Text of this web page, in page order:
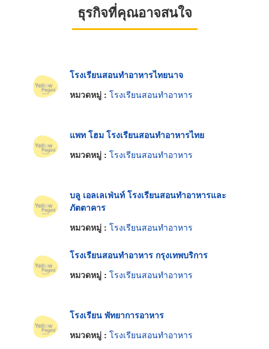
ธุรกิจที่คุณอาจสนใจ
โรงเรียนสอนทำอาหารไทยนาจ
หมวดหมู่ : โรงเรียนสอนทำอาหาร
แพท โฮม โรงเรียนสอนทำอาหารไทย
หมวดหมู่ : โรงเรียนสอนทำอาหาร
บลู เอลเลเฟ่นท์ โรงเรียนสอนทำอาหารและ
ภัตตาคาร
หมวดหมู่ : โรงเรียนสอนทำอาหาร
โรงเรียนสอนทำอาหาร กรุงเทพบริการ
หมวดหมู่ : โรงเรียนสอนทำอาหาร
โรงเรียน พัทยาการอาหาร
หมวดหมู่ : โรงเรียนสอนทำอาหาร